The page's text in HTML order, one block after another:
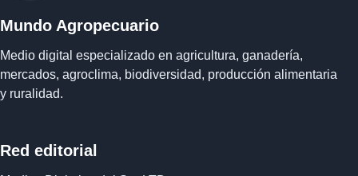
Mundo Agropecuario
Medio digital especializado en agricultura, ganadería,
mercados, agroclima, biodiversidad, producción alimentaria
y ruralidad.
Red editorial